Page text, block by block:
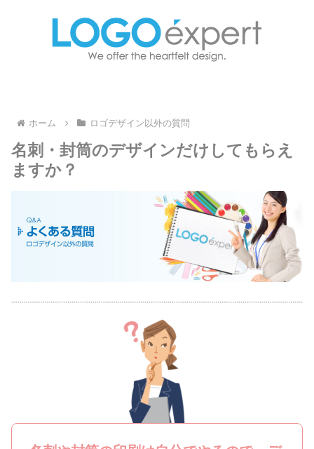
ホーム ロゴデザイン以外の質問
名刺・封筒のデザインだけしてもらえ
ますか？